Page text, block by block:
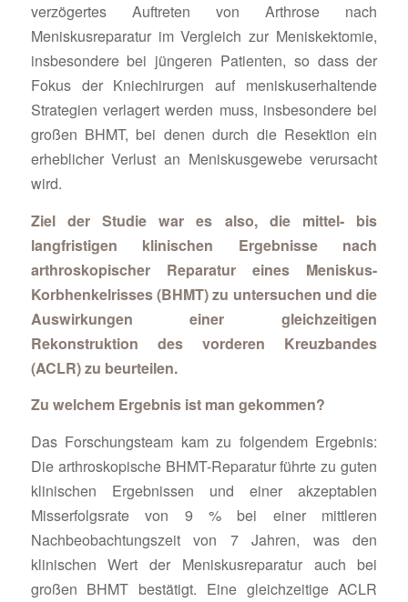
verzögertes Auftreten von Arthrose nach
Meniskusreparatur im Vergleich zur Meniskektomie,
insbesondere bei jüngeren Patienten, so dass der
Fokus der Kniechirurgen auf meniskuserhaltende
Strategien verlagert werden muss, insbesondere bei
großen BHMT, bei denen durch die Resektion ein
erheblicher Verlust an Meniskusgewebe verursacht
wird.
Ziel der Studie war es also, die mittel- bis
langfristigen klinischen Ergebnisse nach
arthroskopischer Reparatur eines Meniskus-
Korbhenkelrisses (BHMT) zu untersuchen und die
Auswirkungen einer gleichzeitigen
Rekonstruktion des vorderen Kreuzbandes
(ACLR) zu beurteilen.
Zu welchem Ergebnis ist man gekommen?
Das Forschungsteam kam zu folgendem Ergebnis:
Die arthroskopische BHMT-Reparatur führte zu guten
klinischen Ergebnissen und einer akzeptablen
Misserfolgsrate von 9 % bei einer mittleren
Nachbeobachtungszeit von 7 Jahren, was den
klinischen Wert der Meniskusreparatur auch bei
großen BHMT bestätigt. Eine gleichzeitige ACLR